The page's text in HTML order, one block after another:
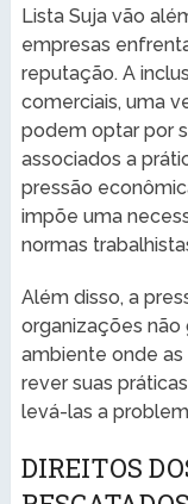
Lista Suja vão
empresas
reputação. A
comerciais, uma
podem optar por
associados a
pressão
impõe uma
normas
Além disso, a
organizações não
ambiente onde
rever suas
levá-las a
DIREITOS